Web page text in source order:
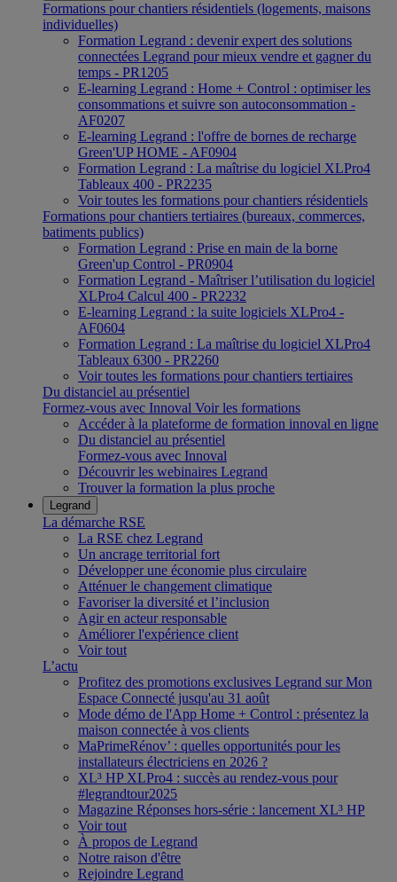
Formations pour chantiers résidentiels (logements, maisons
individuelles)
Formation Legrand : devenir expert des solutions
connectées Legrand pour mieux vendre et gagner du
temps - PR1205
E-learning Legrand : Home + Control : optimiser les
consommations et suivre son autoconsommation -
AF0207
E-learning Legrand : l'offre de bornes de recharge
Green'UP HOME - AF0904
Formation Legrand : La maîtrise du logiciel XLPro4
Tableaux 400 - PR2235
Voir toutes les formations pour chantiers résidentiels
Formations pour chantiers tertiaires (bureaux, commerces,
batiments publics)
Formation Legrand : Prise en main de la borne
Green'up Control - PR0904
Formation Legrand - Maîtriser l’utilisation du logiciel
XLPro4 Calcul 400 - PR2232
E-learning Legrand : la suite logiciels XLPro4 -
AF0604
Formation Legrand : La maîtrise du logiciel XLPro4
Tableaux 6300 - PR2260
Voir toutes les formations pour chantiers tertiaires
Du distanciel au présentiel
Formez-vous avec Innoval Voir les formations
Accéder à la plateforme de formation innoval en ligne
Du distanciel au présentiel
Formez-vous avec Innoval
Découvrir les webinaires Legrand
Trouver la formation la plus proche
Legrand
La démarche RSE
La RSE chez Legrand
Un ancrage territorial fort
Développer une économie plus circulaire
Atténuer le changement climatique
Favoriser la diversité et l’inclusion
Agir en acteur responsable
Améliorer l'expérience client
Voir tout
L’actu
Profitez des promotions exclusives Legrand sur Mon
Espace Connecté jusqu'au 31 août
Mode démo de l'App Home + Control : présentez la
maison connectée à vos clients
MaPrimeRénov’ : quelles opportunités pour les
installateurs électriciens en 2026 ?
XL³ HP XLPro4 : succès au rendez-vous pour
#legrandtour2025
Magazine Réponses hors-série : lancement XL³ HP
Voir tout
À propos de Legrand
Notre raison d'être
Rejoindre Legrand